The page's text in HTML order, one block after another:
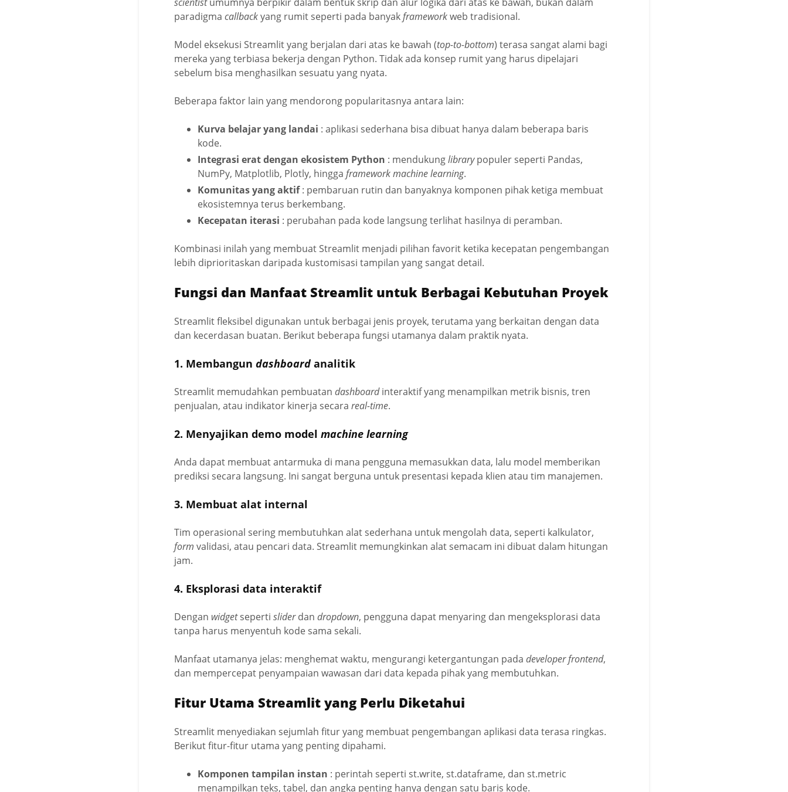
paradigma callbackyang rumit seperti pada banyakframeworkweb tradisional.
Model eksekusi Streamlit yang berjalan dari atas ke bawah (top-to-bottom) terasa sangat alami bagi
mereka yang terbiasa bekerja dengan Python. Tidak ada konsep rumit yang harus dipelajari
sebelum bisa menghasilkan sesuatu yang nyata.
Beberapa faktor lain yang mendorong popularitasnya antara lain:
Kurva belajar yang landai : aplikasi sederhana bisa dibuat hanya dalam beberapa baris
kode.
Integrasi erat dengan ekosistem Python : mendukunglibrarypopuler seperti Pandas,
NumPy, Matplotlib, Plotly, hingga framework machine learning.
Komunitas yang aktif: pembaruan rutin dan banyaknya komponen pihak ketiga membuat
ekosistemnya terus berkembang.
Kecepatan iterasi : perubahan pada kode langsung terlihat hasilnya di peramban.
Kombinasi inilah yang membuat Streamlit menjadi pilihan favorit ketika kecepatan pengembangan
lebih diprioritaskan daripada kustomisasi tampilan yang sangat detail.
Fungsi dan Manfaat Streamlit untuk Berbagai Kebutuhan Proyek
Streamlit fleksibel digunakan untuk berbagai jenis proyek, terutama yang berkaitan dengan data
dan kecerdasan buatan. Berikut beberapa fungsi utamanya dalam praktik nyata.
1. Membangun dashboardanalitik
Streamlit memudahkan pembuatan dashboardinteraktif yang menampilkan metrik bisnis, tren
penjualan, atau indikator kinerja secara real-time.
2. Menyajikan demo model machine learning
Anda dapat membuat antarmuka di mana pengguna memasukkan data, lalu model memberikan
prediksi secara langsung. Ini sangat berguna untuk presentasi kepada klien atau tim manajemen.
3. Membuat alat internal
Tim operasional sering membutuhkan alat sederhana untuk mengolah data, seperti kalkulator,
form validasi, atau pencari data. Streamlit memungkinkan alat semacam ini dibuat dalam hitungan
jam.
4. Eksplorasi data interaktif
Dengan widgetseperti sliderdan dropdown, pengguna dapat menyaring dan mengeksplorasi data
tanpa harus menyentuh kode sama sekali.
Manfaat utamanya jelas: menghemat waktu, mengurangi ketergantungan pada developer frontend,
dan mempercepat penyampaian wawasan dari data kepada pihak yang membutuhkan.
Fitur Utama Streamlit yang Perlu Diketahui
Streamlit menyediakan sejumlah fitur yang membuat pengembangan aplikasi data terasa ringkas.
Berikut fitur-fitur utama yang penting dipahami.
Komponen tampilan instan : perintah seperti st.write, st.dataframe, dan st.metric
menampilkan teks, tabel, dan angka penting hanya dengan satu baris kode.